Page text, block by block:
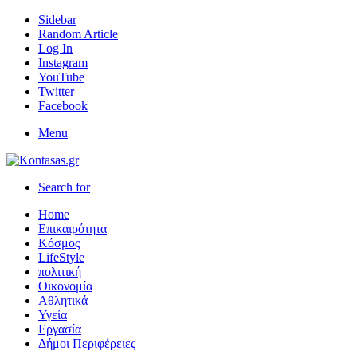
Sidebar
Random Article
Log In
Instagram
YouTube
Twitter
Facebook
Menu
Search for
Home
Επικαιρότητα
Κόσμος
LifeStyle
πολιτική
Οικονομία
Αθλητικά
Υγεία
Εργασία
Δήμοι Περιφέρειες